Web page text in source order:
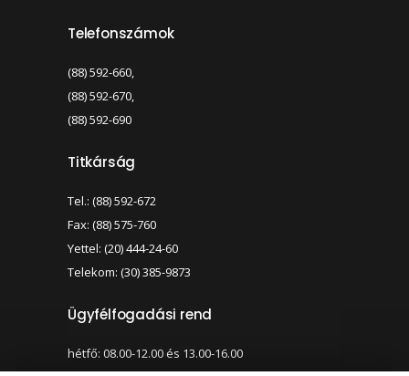
Telefonszámok
(88) 592-660,
(88) 592-670,
(88) 592-690
Titkárság
Tel.: (88) 592-672
Fax: (88) 575-760
Yettel: (20) 444-24-60
Telekom: (30) 385-9873
Ügyfélfogadási rend
hétfő: 08.00-12.00 és 13.00-16.00